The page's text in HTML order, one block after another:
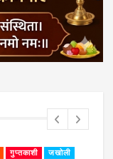
गुप्तकाशी
जखोली